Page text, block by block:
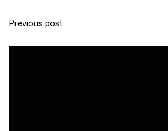
P
o
Previous post